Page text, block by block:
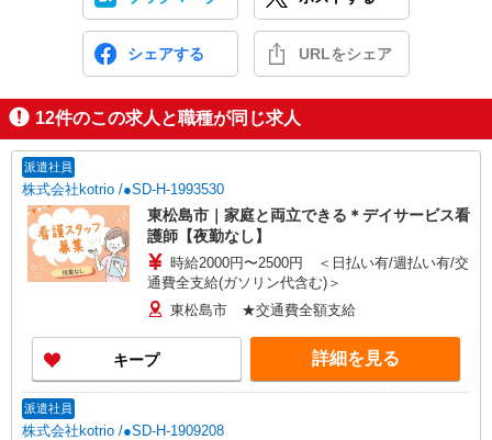
シェアする URLをシェア
12件のこの求人と職種が同じ求人
派遣社員
株式会社kotrio /●SD-H-1993530
東松島市｜家庭と両立できる＊デイサービス看
護師【夜勤なし】
時給2000円〜2500円 ＜日払い有/週払い有/交
通費全支給(ガソリン代含む)＞
東松島市 ★交通費全額支給
キープ 詳細を見る
派遣社員
株式会社kotrio /●SD-H-1909208